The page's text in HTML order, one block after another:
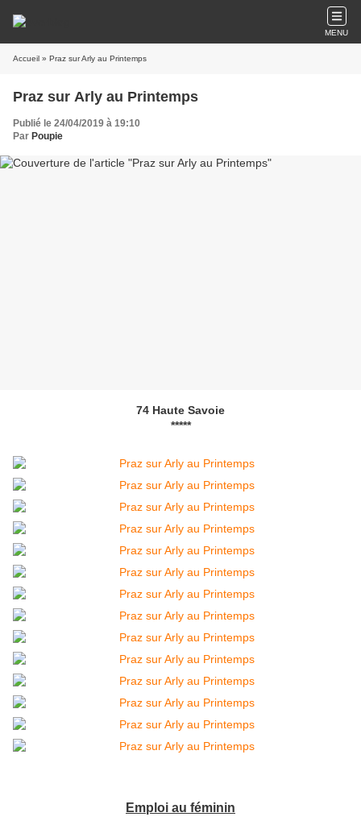
MENU
Accueil » Praz sur Arly au Printemps
Praz sur Arly au Printemps
Publié le 24/04/2019 à 19:10
Par Poupie
74 Haute Savoie
*****
Emploi au féminin